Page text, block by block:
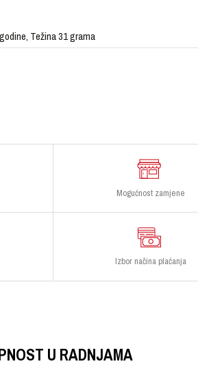
Težina 31 grama
Mogućnost zamjene
Izbor načina plaćanja
U RADNJAMA